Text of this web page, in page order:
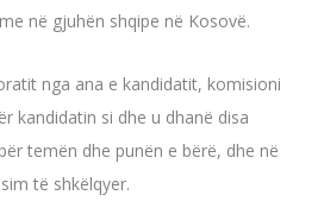
në gjuhën shqipe në Kosovë.
nga ana e kandidatit, komisioni
kandidatin si dhe u dhanë disa
temën dhe punën e bërë, dhe në
të shkëlqyer.